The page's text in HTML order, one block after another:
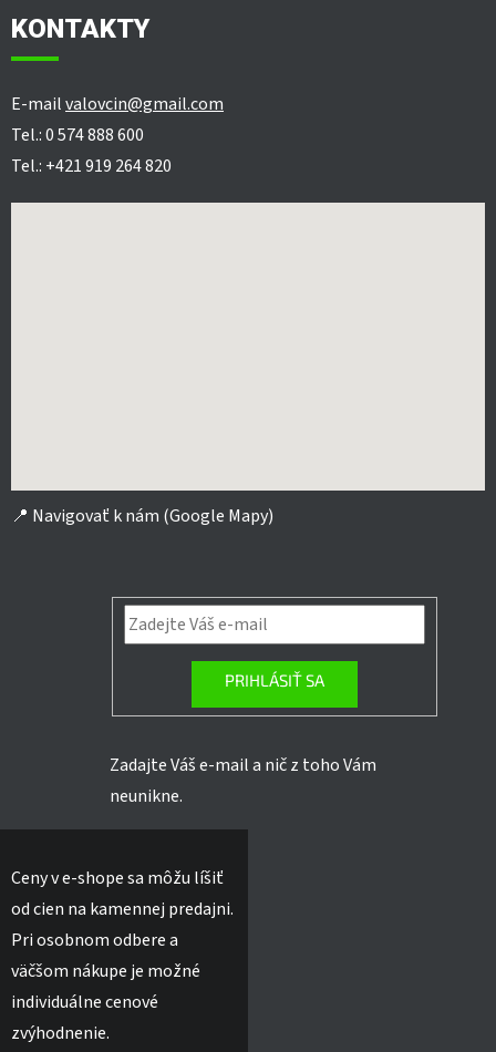
KONTAKTY
E-mailvalovcin@gmail.com
Tel.: 0 574 888 600
Tel.: +421 919 264 820
📍 Navigovať k nám (Google Mapy)
PRIHLÁSIŤ SA
Zadajte Váš e-mail a nič z toho Vám
neunikne.
Ceny v e-shope sa môžu líšiť
od cien na kamennej predajni.
Pri osobnom odbere a
väčšom nákupe je možné
individuálne cenové
zvýhodnenie.